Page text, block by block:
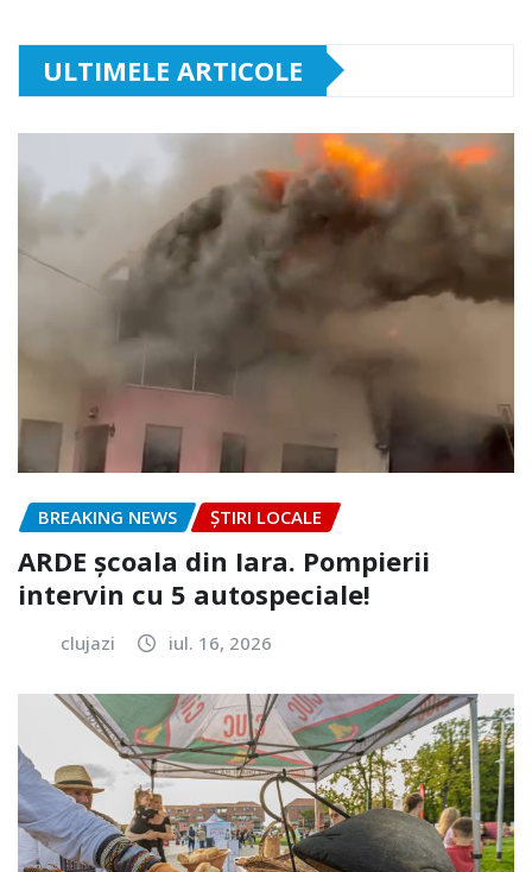
ULTIMELE ARTICOLE
BREAKING NEWS ȘTIRI LOCALE
ARDE școala din Iara. Pompierii
intervin cu 5 autospeciale!
clujazi iul. 16, 2026